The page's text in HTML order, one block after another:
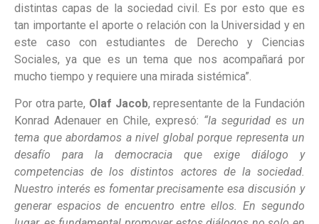
distintas capas de la sociedad civil. Es por esto que es
tan importante el aporte o relación con la Universidad y en
este caso con estudiantes de Derecho y Ciencias
Sociales, ya que es un tema que nos acompañará por
mucho tiempo y requiere una mirada sistémica”.
Por otra parte, Olaf Jacob, representante de la Fundación
Konrad Adenauer en Chile, expresó: “la seguridad es un
tema que abordamos a nivel global porque representa un
desafío para la democracia que exige diálogo y
competencias de los distintos actores de la sociedad.
Nuestro interés es fomentar precisamente esa discusión y
generar espacios de encuentro entre ellos. En segundo